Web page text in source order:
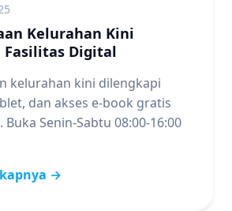
Kelurahan Kini
Fasilitas Digital
kelurahan kini dilengkapi
dan akses e-book gratis
Senin-Sabtu 08:00-16:00
→